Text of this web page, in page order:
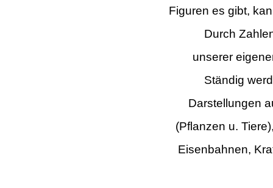
Figuren es gibt,
Durch
unserer
Ständig
Darstellungen
(Pflanzen u.
Eisenbahnen,